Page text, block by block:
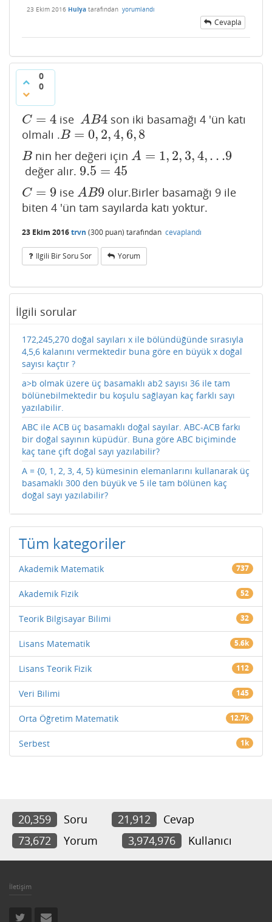
23 Ekim 2016 Hulya tarafından yorumlandı
Cevapla
0
0
C = 4
C= 4 iseAB4
AB4
son iki basamağı 4 'ün katı
olmalı .B = 0, 2,4, 6,8
B= 0,2 ,4, 6,8
B
B nin her değeri için A = 1, 2, 3,4,. . .9
A= 1,2 ,3, 4,.. .9
değer alır. 9.5 = 45
9.5= 45
C = 9
C= 9 iseAB9
AB9
olur.Birler basamağı 9 ile
biten 4 'ün tam sayılarda katı yoktur.
23 Ekim 2016trvn (300 puan) tarafından cevaplandı
Ilgili Bir Soru Sor Yorum
İlgili sorular
172,245,270 doğal sayıları x ile bölündüğünde sırasıyla
4,5,6 kalanını vermektedir buna göre en büyük x doğal
sayısı kaçtır ?
a>b olmak üzere üç basamaklı ab2 sayısı 36 ile tam
bölünebilmektedir bu koşulu sağlayan kaç farklı sayı
yazılabilir.
ABC ile ACB üç basamaklı doğal sayılar. ABC-ACB farkı
bir doğal sayının küpüdür. Buna göre ABC biçiminde
kaç tane çift doğal sayı yazılabilir?
A = {0, 1, 2, 3, 4, 5} kümesinin elemanlarını kullanarak üç
basamaklı 300 den büyük ve 5 ile tam bölünen kaç
doğal sayı yazılabilir?
Tüm kategoriler
Akademik Matematik 737
Akademik Fizik 52
Teorik Bilgisayar Bilimi 32
Lisans Matematik 5.6k
Lisans Teorik Fizik 112
Veri Bilimi 145
Orta Öğretim Matematik 12.7k
Serbest 1k
20,359 Soru 21,912
Cevap
73,672
Yorum 3,974,976 Kullanıcı
İletişim